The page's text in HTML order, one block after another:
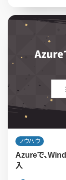
ノウハウ
Azureで、
入